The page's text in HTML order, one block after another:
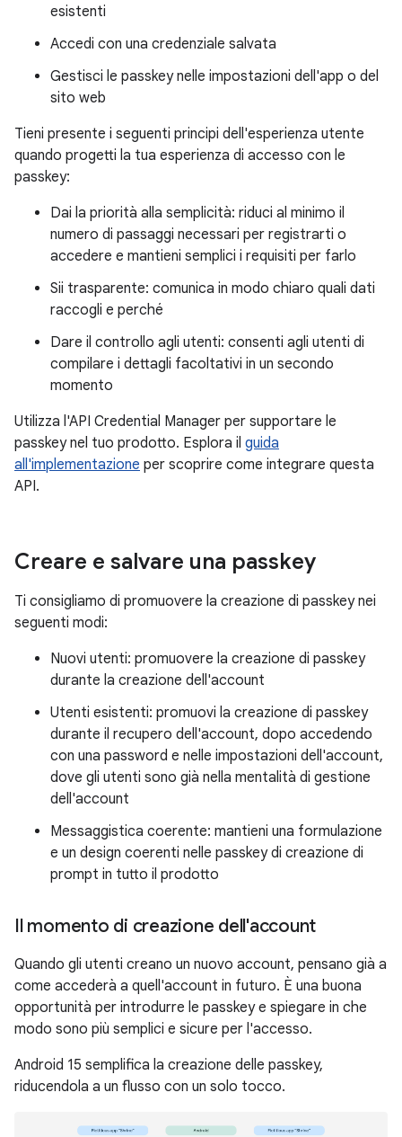
esistenti
Accedi con una credenziale salvata
Gestisci le passkey nelle impostazioni dell'app o del
sito web
Tieni presente i seguenti principi dell'esperienza utente
quando progetti la tua esperienza di accesso con le
passkey:
Dai la priorità alla semplicità: riduci al minimo il
numero di passaggi necessari per registrarti o
accedere e mantieni semplici i requisiti per farlo
Sii trasparente: comunica in modo chiaro quali dati
raccogli e perché
Dare il controllo agli utenti: consenti agli utenti di
compilare i dettagli facoltativi in un secondo
momento
Utilizza l'API Credential Manager per supportare le
passkey nel tuo prodotto. Esplora il guida
all'implementazione per scoprire come integrare questa
API.
Creare e salvare una passkey
Ti consigliamo di promuovere la creazione di passkey nei
seguenti modi:
Nuovi utenti: promuovere la creazione di passkey
durante la creazione dell'account
Utenti esistenti: promuovi la creazione di passkey
durante il recupero dell'account, dopo accedendo
con una password e nelle impostazioni dell'account,
dove gli utenti sono già nella mentalità di gestione
dell'account
Messaggistica coerente: mantieni una formulazione
e un design coerenti nelle passkey di creazione di
prompt in tutto il prodotto
Il momento di creazione dell'account
Quando gli utenti creano un nuovo account, pensano già a
come accederà a quell'account in futuro. È una buona
opportunità per introdurre le passkey e spiegare in che
modo sono più semplici e sicure per l'accesso.
Android 15 semplifica la creazione delle passkey,
riducendola a un flusso con un solo tocco.